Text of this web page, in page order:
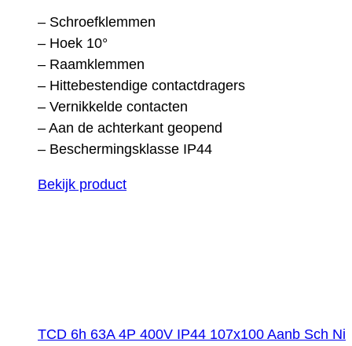
– Schroefklemmen
– Hoek 10°
– Raamklemmen
– Hittebestendige contactdragers
– Vernikkelde contacten
– Aan de achterkant geopend
– Beschermingsklasse IP44
Bekijk product
TCD 6h 63A 4P 400V IP44 107x100 Aanb Sch Ni